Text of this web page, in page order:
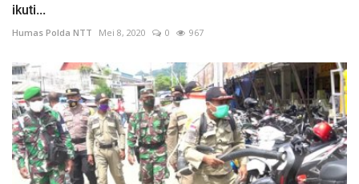
ikuti...
Humas Polda NTT Mei 8, 2020 0 967